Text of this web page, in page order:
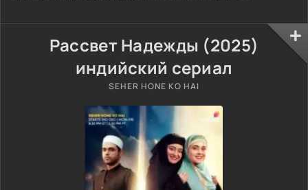
Рассвет Надежды (2025)
индийский сериал
SEHER HONE KO HAI